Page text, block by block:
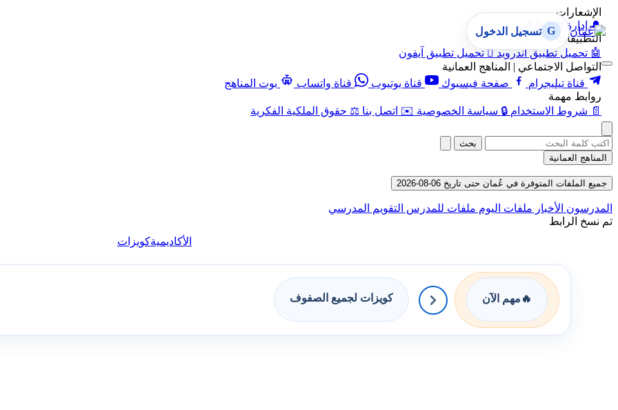
الإشعارات
🔔 إدارة الإشعارات
التطبيقات
🤖 تحميل تطبيق أندرويد  تحميل تطبيق آيفون
التواصل الاجتماعي | المناهج العمانية
قناة تيليجرام
صفحة فيسبوك قناة يوتيوب قناة واتساب
بوت المناهج
روابط مهمة
📄 شروط الاستخدام 🔒 سياسة الخصوصية ✉️ اتصل بنا ⚖️ حقوق الملكية الفكرية
G تسجيل الدخول
بحث
المناهج العمانية
جميع الملفات المتوفرة في عُمان حتى تاريخ 06-08-2026
المدرسون الأخبار ملفات اليوم ملفات للمدرس التقويم المدرسي
تم نسخ الرابط
الأكاديميةكويزات
🔥 مهم الآن كويزات لجميع الصفوف